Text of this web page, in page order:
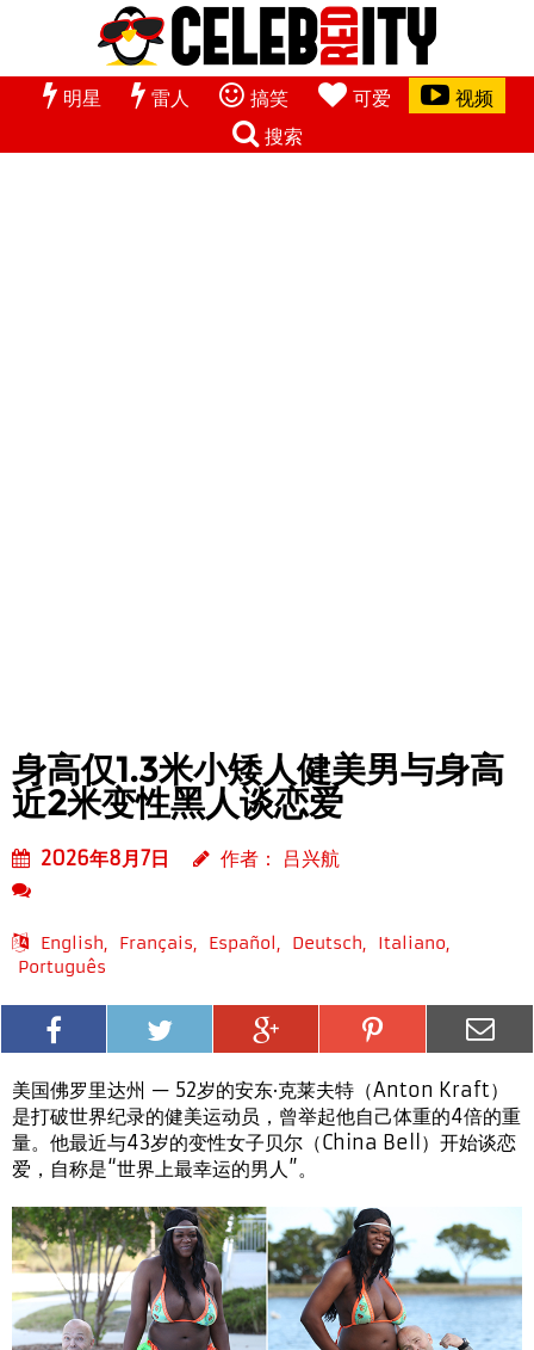
明星 雷人 搞笑 可爱
视频
搜索
身高仅1.3米小矮人健美男与身高
近2米变性黑人谈恋爱
2026年8月7日 作者： 吕兴航
English Français Español Deutsch
Italiano
Português
美国佛罗里达州 — 52岁的安东·克莱夫特（Anton Kraft）
是打破世界纪录的健美运动员，曾举起他自己体重的4倍的重
量。他最近与43岁的变性女子贝尔（China Bell）开始谈恋
爱，自称是“世界上最幸运的男人”。